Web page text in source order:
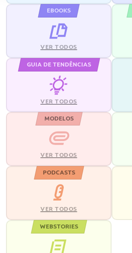
EBOOKS
VER TODOS
GUIA DE TENDÊNCIAS
VER TODOS
MODELOS
VER TODOS
PODCASTS
VER TODOS
WEBSTORIES